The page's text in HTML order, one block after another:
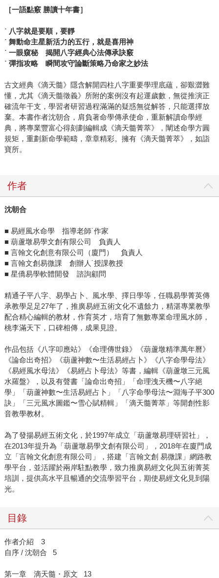
［一語點竅 勝讀十年書］
˙ 八字就是要順，要靜
˙ 舞動命主星新活力的五行，就是喜用神
˙ 一眼窺秘 揭開八字經典心法傳承訣竅
˙ 彈指攻略 瞬間攻守論斷策略乃命家之妙法
古文經典《滴天髓》隱含解開四柱八字重要學理底蘊，卻艱澀難
懂，尤其《滴天髓徵義》所附的案例沒有起運歲數，無從推演正
確流年干支，學習者研習過程滿滿的疑惑無從解答，只能選擇放
棄。本書作者沈朝合，肩負著命學傳承使命，重新解讀命學經
典，將專業豐富心得刻劃編輯成《滴天髓菁萃》，闡述命學方圓
規矩，重劃新命學範疇，章章精彩。擁有《滴天髓菁萃》，如詣
寶所。
作者
沈朝合
■ 易經風水命學 指導老師˙作家
■ 葫蘆墩易學文創有限公司 負責人
■ 言翰文化創意有限公司（廈門） 負責人
■ 言翰文創易微課 創辦人˙授課教授
■ 星僑易學軟體開發 諮詢顧問
精通子平八字、易學占卜、風水學、擇日學等，任職易學菁英傳
承教學足足27年了，推廣易經五術文化不遺餘力，精湛專業教學
配合精心編輯的教材，作育英才，培育了無數專業命理風水師，
桃李滿天下，口碑相傳，成果見證。
作品包括《八字叩應站》《命理傳世錄》《葫蘆墩精準萬年曆》
《論命出奇招》《葫蘆神數〜生活易經占卜》《八字命學母法》
《易經風水母法》《易經占卜母法》等書，編輯《葫蘆墩三元風
水羅盤》，以及有聲書「論命出奇招」「命理洩天機〜八字絕
學」「葫蘆神數〜生活易經占卜」「八字命學母法〜淵海子平300
訣」「三元風水圖鑑〜雪心賦精輯」「滴天髓菁萃」等開創性影
音教學教材。
為了發揚易經五術文化，於1997年成立「葫蘆墩易理研習社」，
在2013年提升為「葫蘆墩易學文創有限公司」，2018年在廈門成
立「言翰文化創意有限公司」，搭建「言翰文創 易微課」網路教
學平台，並活躍於兩岸駐點教學，致力推廣易經文化與五術菁英
培訓，提供高水平且暢通的交流學習平台，期使易經文化見到陽
光。
目錄
作者介紹 3
自序 / 沈朝合 5
第一章 滴天髓・原文 13